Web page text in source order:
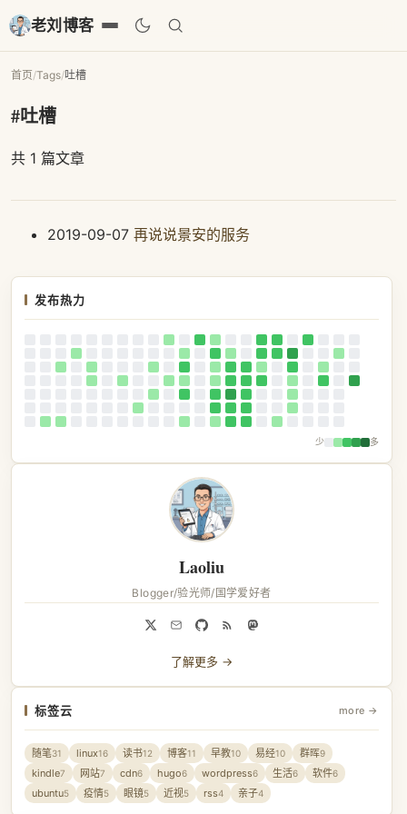
老刘博客
首页/Tags/吐槽
#吐槽
共 1 篇文章
2019-09-07 再说说景安的服务
发布热力
少 多
Laoliu
Blogger/验光师/国学爱好者
了解更多 →
标签云 more →
随笔31 linux16 读书12 博客11 早教10 易经10 群晖9
kindle7 网站7 cdn6 hugo6 wordpress6 生活6 软件6
ubuntu5 疫情5 眼镜5 近视5 rss4 亲子4